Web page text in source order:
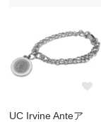
UC Irvine Anteア